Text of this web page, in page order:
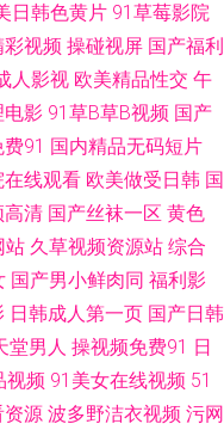
日韩在线视频观看 91入口黑
老司机av 先锋影院性爱按摩
文学日韩无码 欧美性爱一区
利色成人导航 久久性爱 日本
少妇影院 天天日批 韩日无码
夜无码视频 熟女视频免费
锋色网 日本少妇视频 日韩色
日韩色黄片 91草莓影院
彩视频 操碰视屏 国产福利
人影视 欧美精品性交 午
电影 91草B草B视频 国产
91 国内精品无码短片
线观看 欧美做受日韩 国
高清 国产丝袜一区 黄色
站 久草视频资源站 综合
国产男小鲜肉同 福利影
日韩成人第一页 国产日韩
堂男人 操视频免费91 日
视频 91美女在线视频 51
资源 波多野洁衣视频 污网